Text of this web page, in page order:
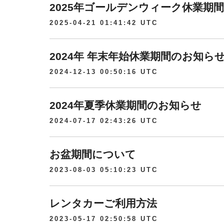
2025年ゴールデンウィーク休業期
2025-04-21 01:41:42 UTC
2024年 年末年始休業期間のお知ら
2024-12-13 00:50:16 UTC
2024年夏季休業期間のお知らせ
2024-07-17 02:43:26 UTC
お盆期間について
2023-08-03 05:10:23 UTC
レンタカーご利用方法
2023-05-17 02:50:58 UTC